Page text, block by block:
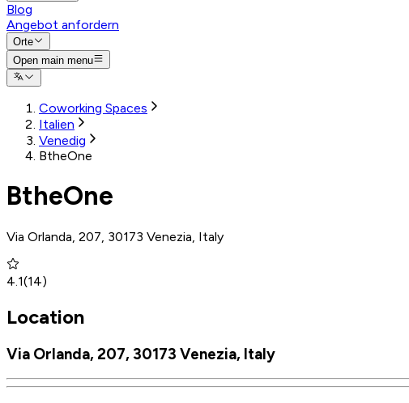
Blog
Angebot anfordern
Orte
Open main menu
Coworking Spaces
Italien
Venedig
BtheOne
BtheOne
Via Orlanda, 207, 30173 Venezia, Italy
4.1(14)
Location
Via Orlanda, 207, 30173 Venezia, Italy